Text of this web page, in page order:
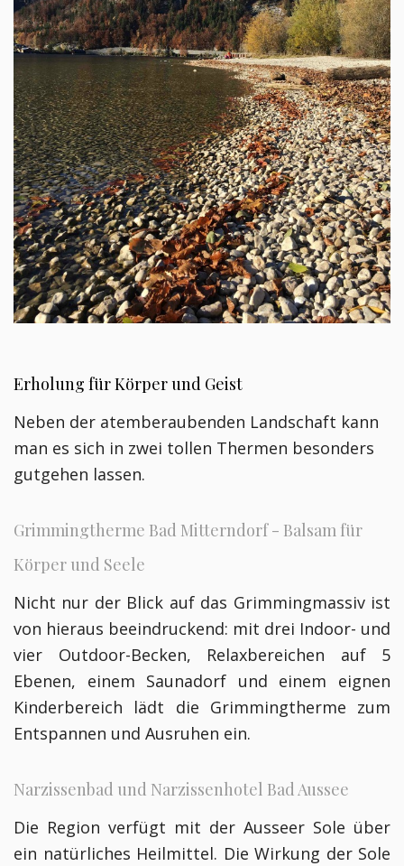
Erholung für Körper und Geist
Neben der atemberaubenden Landschaft kann
man es sich in zwei tollen Thermen besonders
gutgehen lassen.
Grimmingtherme Bad Mitterndorf - Balsam für
Körper und Seele
Nicht nur der Blick auf das Grimmingmassiv ist
von hieraus beeindruckend: mit drei Indoor- und
vier Outdoor-Becken, Relaxbereichen auf 5
Ebenen, einem Saunadorf und einem eignen
Kinderbereich lädt die Grimmingtherme zum
Entspannen und Ausruhen ein.
Narzissenbad und Narzissenhotel Bad Aussee
Die Region verfügt mit der Ausseer Sole über
ein natürliches Heilmittel. Die Wirkung der Sole